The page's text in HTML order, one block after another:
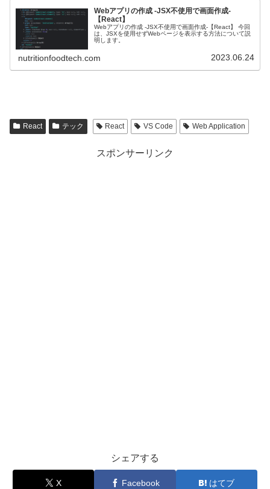
Webアプリの作成 -JSX不使用で画面作成-
【React】
Webアプリの作成 -JSX不使用で画面作成-【React】 今回
は、JSXを使用せずWebページを表示する方法について説
明します。
nutritionfoodtech.com 2023.06.24
React テック React VS Code Web Application
スポンサーリンク
シェアする
X Facebook はてブ